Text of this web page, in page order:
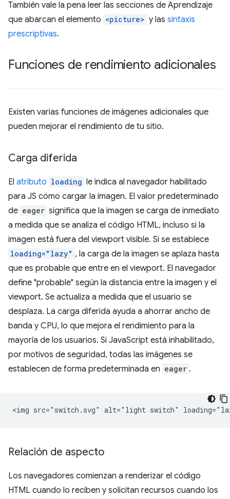
También vale la pena leer las secciones de Aprendizaje
que abarcan el elemento <picture> y las sintaxis
prescriptivas.
Funciones de rendimiento adicionales
Existen varias funciones de imágenes adicionales que
pueden mejorar el rendimiento de tu sitio.
Carga diferida
El atributo loading le indica al navegador habilitado
para JS cómo cargar la imagen. El valor predeterminado
de eager significa que la imagen se carga de inmediato
a medida que se analiza el código HTML, incluso si la
imagen está fuera del viewport visible. Si se establece
loading="lazy" , la carga de la imagen se aplaza hasta
que es probable que entre en el viewport. El navegador
define "probable" según la distancia entre la imagen y el
viewport. Se actualiza a medida que el usuario se
desplaza. La carga diferida ayuda a ahorrar ancho de
banda y CPU, lo que mejora el rendimiento para la
mayoría de los usuarios. Si JavaScript está inhabilitado,
por motivos de seguridad, todas las imágenes se
establecen de forma predeterminada en eager .
Relación de aspecto
Los navegadores comienzan a renderizar el código
HTML cuando lo reciben y solicitan recursos cuando los